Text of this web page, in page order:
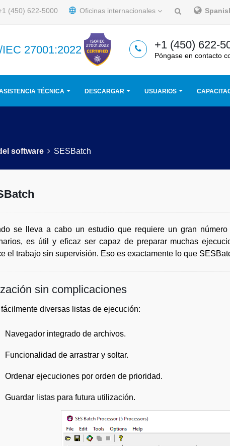
(450) 622-5000 Oficinas internacionales
27001:2022 +1 (450) 622-
Póngase en contacto
TÉCNICA DESCARGAR USUARIOS
software SESBatch
se lleva a cabo un estudio que requiere un gran
es útil y eficaz ser capaz de preparar muchas
el trabajo sin supervisión. Eso es exactamente lo que
sin complicaciones
diversas listas de ejecución:
Navegador integrado de archivos.
Funcionalidad de arrastrar y soltar.
Ordenar ejecuciones por orden de prioridad.
Guardar listas para futura utilización.